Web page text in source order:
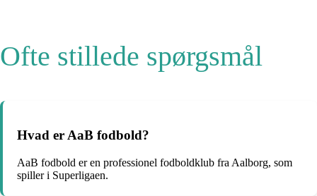
Ofte stillede spørgsmål
Hvad er AaB fodbold?
AaB fodbold er en professionel fodboldklub fra Aalborg, som
spiller i Superligaen.